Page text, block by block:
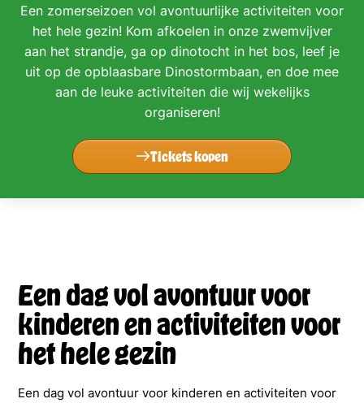
Een zomerseizoen vol avontuurlijke activiteiten voor
het hele gezin! Kom afkoelen in onze zwemvijver
aan het strandje, ga op dinotocht in het bos, leef je
uit op de opblaasbare Dinostormbaan, en doe mee
aan de leuke activiteiten die wij wekelijks
organiseren!
Tickets kopen
Een dag vol avontuur voor
kinderen en activiteiten voor
het hele gezin
Een dag vol avontuur voor kinderen en activiteiten voor